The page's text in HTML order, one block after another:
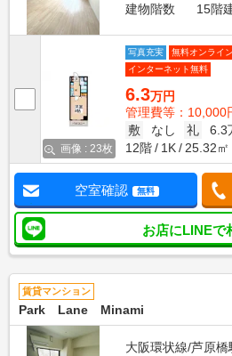
建物階数
15階
画像 : 23枚
写真充実
無料オンライ
インターネット無料
6.3万円
管理費等：10,000
敷
なし 礼
6.3
12階
1K 25.32㎡
空室確認 無料
お店にLINEで
賃貸マンション
Park Lane Minami
大阪環状線/芦原